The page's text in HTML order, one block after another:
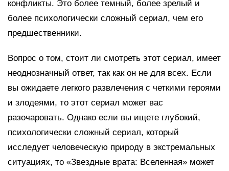
конфликты. Это более темный, более зрелый и
более психологически сложный сериал, чем его
предшественники.
Вопрос о том, стоит ли смотреть этот сериал, имеет
неоднозначный ответ, так как он не для всех. Если
вы ожидаете легкого развлечения с четкими героями
и злодеями, то этот сериал может вас
разочаровать. Однако если вы ищете глубокий,
психологически сложный сериал, который
исследует человеческую природу в экстремальных
ситуациях, то «Звездные врата: Вселенная» может